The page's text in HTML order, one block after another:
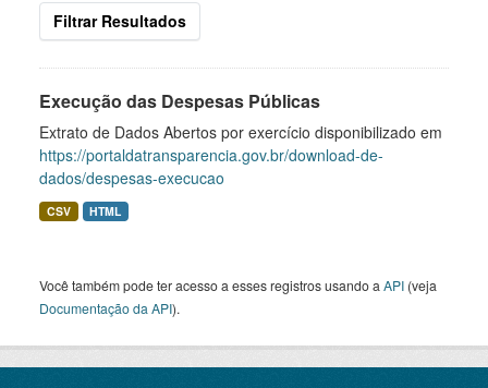
Filtrar Resultados
Execução das Despesas Públicas
Extrato de Dados Abertos por exercício disponibilizado em
https://portaldatransparencia.gov.br/download-de-
dados/despesas-execucao
CSV HTML
Você também pode ter acesso a esses registros usando a API (veja
Documentação da API).